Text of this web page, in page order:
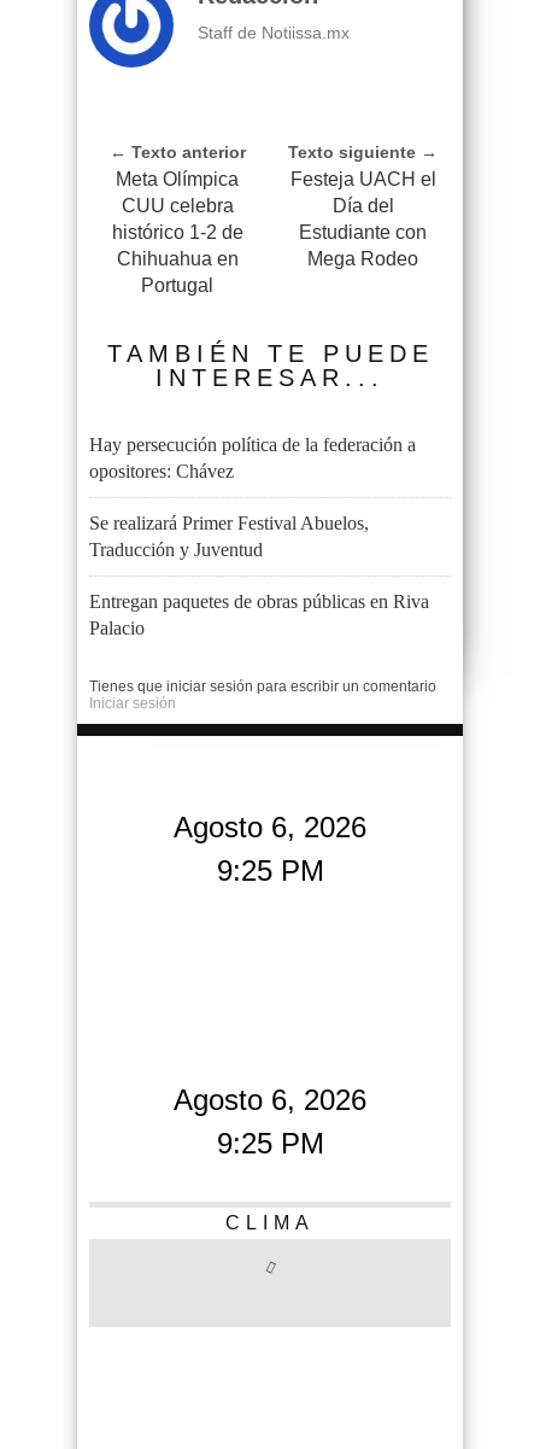
Staff de Notiissa.mx
← Texto anterior
Meta Olímpica
CUU celebra
histórico 1-2 de
Chihuahua en
Portugal
Texto siguiente →
Festeja UACH el
Día del
Estudiante con
Mega Rodeo
TAMBIÉN TE PUEDE
INTERESAR...
Hay persecución política de la federación a
opositores: Chávez
Se realizará Primer Festival Abuelos,
Traducción y Juventud
Entregan paquetes de obras públicas en Riva
Palacio
Tienes que iniciar sesión para escribir un comentario
Iniciar sesión
Agosto 6, 2026
9:25 PM
Agosto 6, 2026
9:25 PM
CLIMA